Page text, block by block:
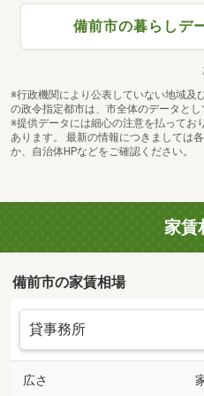
備前市の暮らしデ
※行政機関により公表していない地域及
の政令指定都市は、市全体のデータとし
※提供データには細心の注意を払ってお
あります。 最新の情報につきましては
か、自治体HPなどをご確認ください。
家賃
備前市の家賃相場
広さ